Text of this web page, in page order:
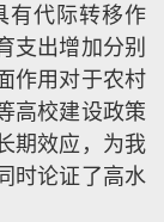
有代际转移作
支出增加分别
作用对于农村
高校建设政策
期效应，为我
时论证了高水